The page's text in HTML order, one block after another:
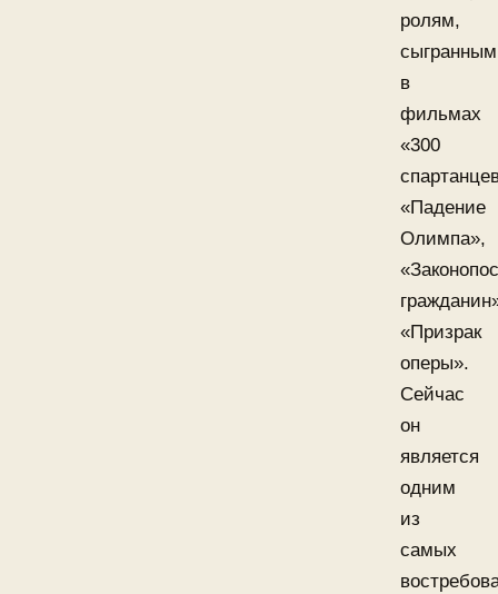
ролям,
сыгранным
в
фильмах
«300
«Падение
Олимпа»,
«Призрак
оперы».
Сейчас
он
является
одним
из
самых